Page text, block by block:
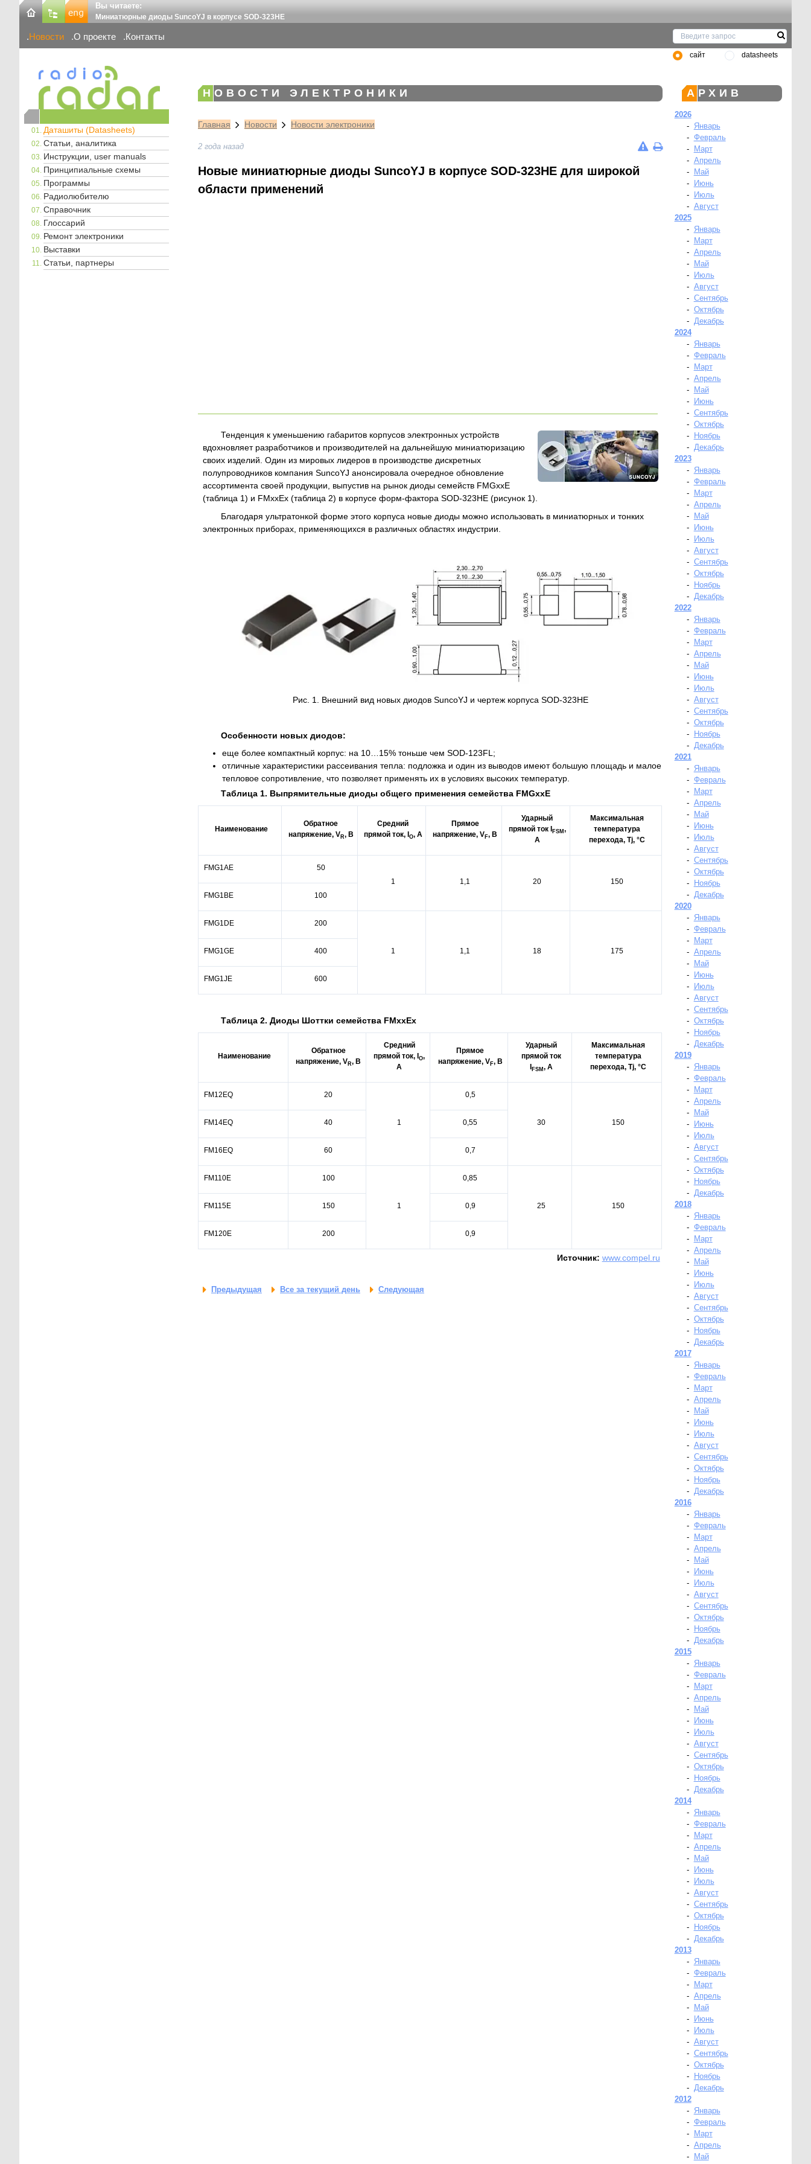
Вы читаете:
Миниатюрные диоды SuncoYJ в корпусе SOD-323HE
Новости О проекте Контакты
сайт datasheets
Даташиты (Datasheets)
Статьи, аналитика
Инструкции, user manuals
Принципиальные схемы
Программы
Радиолюбителю
Справочник
Глоссарий
Ремонт электроники
Выставки
Статьи, партнеры
НОВОСТИ ЭЛЕКТРОНИКИ
Главная Новости Новости электроники
2 года назад
Новые миниатюрные диоды SuncoYJ в корпусе SOD-323HE для широкой
области применений
Тенденция к уменьшению габаритов корпусов электронных устройств
вдохновляет разработчиков и производителей на дальнейшую миниатюризацию
своих изделий. Один из мировых лидеров в производстве дискретных
полупроводников компания SuncoYJ анонсировала очередное обновление
ассортимента своей продукции, выпустив на рынок диоды семейств FMGxxE
(таблица 1) и FMxxEx (таблица 2) в корпусе форм-фактора SOD-323HE (рисунок 1).
Благодаря ультратонкой форме этого корпуса новые диоды можно использовать в миниатюрных и тонких
электронных приборах, применяющихся в различных областях индустрии.
Рис. 1. Внешний вид новых диодов SuncoYJ и чертеж корпуса SOD-323HE
Особенности новых диодов:
еще более компактный корпус: на 10…15% тоньше чем SOD-123FL;
отличные характеристики рассеивания тепла: подложка и один из выводов имеют большую площадь и малое
тепловое сопротивление, что позволяет применять их в условиях высоких температур.
Таблица 1. Выпрямительные диоды общего применения семейства FMGxxE
Наименование
Обратное
напряжение, V R, В
Средний
прямой ток, I O, А
Прямое
напряжение, VF, В
Ударный
прямой ток I FSM ,
А
Максимальная
температура
перехода, Tj, °C
FMG1AE
50
1
1,1 20
150
FMG1BE
100
FMG1DE 200
1 1,1 18 175
FMG1GE 400
FMG1JE 600
Таблица 2. Диоды Шоттки семейства FMxxEx
Наименование
Обратное
напряжение, VR, В
Средний
прямой ток, IO,
А
Прямое
напряжение, V F, В
Ударный
прямой ток
FSM , А
Максимальная
температура
перехода, Tj, °C
FM12EQ 20
1
0,5
30 150
FM14EQ 40 0,55
FM16EQ 60 0,7
FM110E 100
1
0,85
25 150
FM115E 150 0,9
FM120E 200 0,9
Источник: www.compel.ru
Предыдущая Все за текущий день Следующая
АРХИВ
2026
-
Январь
- Февраль
-
Март
- Апрель
-
Май
-
Июнь
-
Июль
- Август
2025
-
Январь
-
Март
- Апрель
-
Май
-
Июль
- Август
- Сентябрь
- Октябрь
- Декабрь
2024
-
Январь
- Февраль
-
Март
- Апрель
-
Май
-
Июнь
- Сентябрь
- Октябрь
-
Ноябрь
- Декабрь
2023
-
Январь
- Февраль
-
Март
- Апрель
-
Май
-
Июнь
-
Июль
- Август
- Сентябрь
- Октябрь
-
Ноябрь
- Декабрь
2022
-
Январь
- Февраль
-
Март
- Апрель
-
Май
-
Июнь
-
Июль
- Август
- Сентябрь
- Октябрь
-
Ноябрь
- Декабрь
2021
-
Январь
- Февраль
-
Март
- Апрель
-
Май
-
Июнь
-
Июль
- Август
- Сентябрь
- Октябрь
-
Ноябрь
- Декабрь
2020
-
Январь
- Февраль
-
Март
- Апрель
-
Май
-
Июнь
-
Июль
- Август
- Сентябрь
- Октябрь
-
Ноябрь
- Декабрь
2019
-
Январь
- Февраль
-
Март
- Апрель
-
Май
-
Июнь
-
Июль
- Август
- Сентябрь
- Октябрь
-
Ноябрь
- Декабрь
2018
-
Январь
- Февраль
-
Март
- Апрель
-
Май
-
Июнь
-
Июль
- Август
- Сентябрь
- Октябрь
-
Ноябрь
- Декабрь
2017
-
Январь
- Февраль
-
Март
- Апрель
-
Май
-
Июнь
-
Июль
- Август
- Сентябрь
- Октябрь
-
Ноябрь
- Декабрь
2016
-
Январь
- Февраль
-
Март
- Апрель
-
Май
-
Июнь
-
Июль
- Август
- Сентябрь
- Октябрь
-
Ноябрь
- Декабрь
2015
-
Январь
- Февраль
-
Март
- Апрель
-
Май
-
Июнь
-
Июль
- Август
- Сентябрь
- Октябрь
-
Ноябрь
- Декабрь
2014
-
Январь
- Февраль
-
Март
- Апрель
-
Май
-
Июнь
-
Июль
- Август
- Сентябрь
- Октябрь
-
Ноябрь
- Декабрь
2013
-
Январь
- Февраль
-
Март
- Апрель
-
Май
-
Июнь
-
Июль
- Август
- Сентябрь
- Октябрь
-
Ноябрь
- Декабрь
2012
-
Январь
- Февраль
-
Март
- Апрель
-
Май